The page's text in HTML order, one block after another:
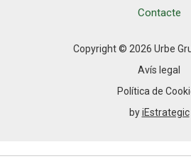
Contacte
Copyright © 2026 Urbe
Avís legal
Política de
byiEstrategic
Permeten fer el seguiment i l'anàlisi
mesurament de l'activitat del web
perfils de navegació dels usuaris
funció de l'anàlisi de les dades d'ús
servei. Permeten desar la
l'usuari per millorar la qualitat dels